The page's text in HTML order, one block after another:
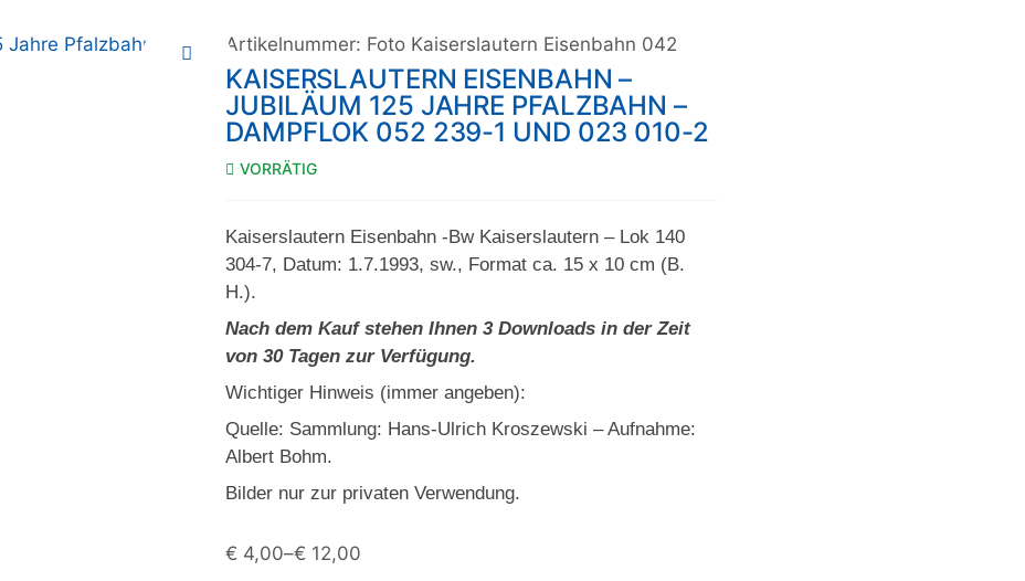
Artikelnummer: Foto Kaiserslautern Eisenbahn 042
KAISERSLAUTERN EISENBAHN –
JUBILÄUM 125 JAHRE PFALZBAHN –
DAMPFLOK 052 239-1 UND 023 010-2
VORRÄTIG
Kaiserslautern Eisenbahn -Bw Kaiserslautern – Lok 140
304-7, Datum: 1.7.1993, sw., Format ca. 15 x 10 cm (B.
H.).
Nach dem Kauf stehen Ihnen 3 Downloads in der Zeit
von 30 Tagen zur Verfügung.
Wichtiger Hinweis (immer angeben):
Quelle: Sammlung: Hans-Ulrich Kroszewski – Aufnahme:
Albert Bohm.
Bilder nur zur privaten Verwendung.
€ 4,00–€ 12,00